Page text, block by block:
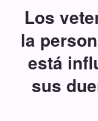
Los
la
está
sus